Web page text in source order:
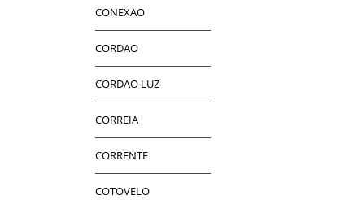
CONEXAO
CORDAO
CORDAO LUZ
CORREIA
CORRENTE
COTOVELO